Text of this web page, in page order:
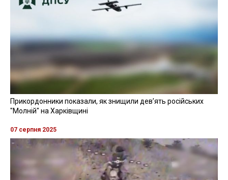
Прикордонники показали, як знищили девʼять російських
"Молній" на Харківщині
07 серпня 2025